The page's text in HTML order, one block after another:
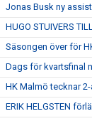
Jonas Busk ny
HUGO STUIVERS
Säsongen över för
Dags för kvartsfinal
HK Malmö tecknar
ERIK HELGSTEN